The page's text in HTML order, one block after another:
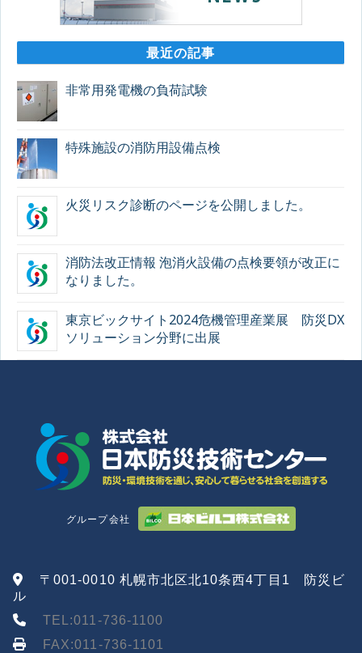
最近の記事
非常用発電機の負荷試験
特殊施設の消防用設備点検
火災リスク診断のページを公開しました。
消防法改正情報 泡消火設備の点検要領が改正に
なりました。
東京ビックサイト2024危機管理産業展 防災DX
ソリューション分野に出展
グループ会社
〒001-0010 札幌市北区北10条西4丁目1 防災ビ
ル
TEL:011-736-1100
FAX:011-736-1101